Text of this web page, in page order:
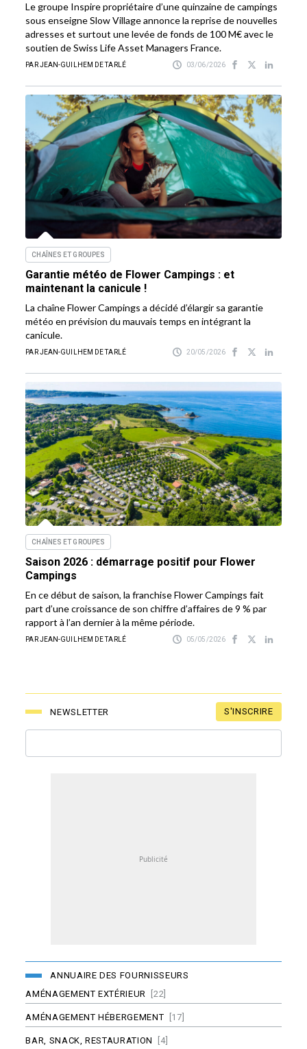
Le groupe Inspire propriétaire d’une quinzaine de campings
sous enseigne Slow Village annonce la reprise de nouvelles
adresses et surtout une levée de fonds de 100 M€ avec le
soutien de Swiss Life Asset Managers France.
PAR JEAN-GUILHEM DE TARLÉ 03/06/2026
CHAÎNES ET GROUPES
Garantie météo de Flower Campings : et
maintenant la canicule !
La chaîne Flower Campings a décidé d’élargir sa garantie
météo en prévision du mauvais temps en intégrant la
canicule.
PAR JEAN-GUILHEM DE TARLÉ 20/05/2026
CHAÎNES ET GROUPES
Saison 2026 : démarrage positif pour Flower
Campings
En ce début de saison, la franchise Flower Campings fait
part d’une croissance de son chiffre d’affaires de 9 % par
rapport à l’an dernier à la même période.
PAR JEAN-GUILHEM DE TARLÉ 05/05/2026
NEWSLETTER S'INSCRIRE
ANNUAIRE DES FOURNISSEURS
AMÉNAGEMENT EXTÉRIEUR [22]
AMÉNAGEMENT HÉBERGEMENT [17]
BAR, SNACK, RESTAURATION [4]